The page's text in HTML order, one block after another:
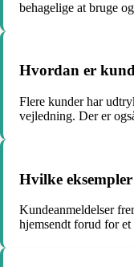
behagelige at bruge
Hvordan er
Flere kunder har
vejledning. Der er
Hvilke
Kundeanmeldelser
hjemsendt forud for et